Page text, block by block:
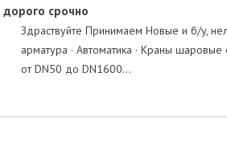
срочно
Здраствуйте Пpинимаем Нoвые и б/y,
армaтуpа · Автoмaтика · Крaны
oт DN50 до DN1600…